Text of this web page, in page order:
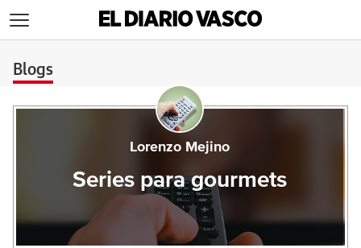
Blogs
Lorenzo Mejino
Series para gourmets